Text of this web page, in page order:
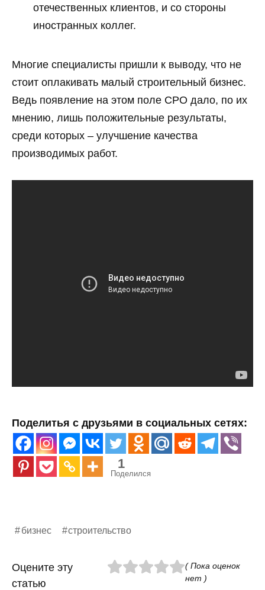
отечественных клиентов, и со стороны
иностранных коллег.
Многие специалисты пришли к выводу, что не
стоит оплакивать малый строительный бизнес.
Ведь появление на этом поле СРО дало, по их
мнению, лишь положительные результаты,
среди которых – улучшение качества
производимых работ.
Поделитья с друзьями в социальных сетях:
1
Поделился
бизнес строительство
Оцените эту
статью
( Пока оценок
нет )